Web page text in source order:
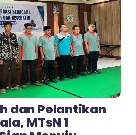
No Comments
dan Pelantikan
MTsN 1